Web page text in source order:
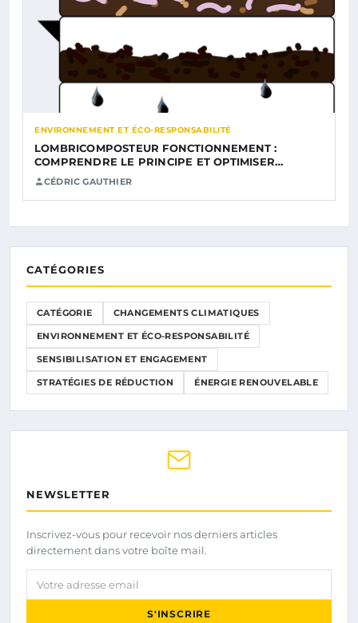
ENVIRONNEMENT ET ÉCO-RESPONSABILITÉ
LOMBRICOMPOSTEUR FONCTIONNEMENT :
COMPRENDRE LE PRINCIPE ET OPTIMISER…
CÉDRIC GAUTHIER
CATÉGORIES
CATÉGORIE CHANGEMENTS CLIMATIQUES
ENVIRONNEMENT ET ÉCO-RESPONSABILITÉ
SENSIBILISATION ET ENGAGEMENT
STRATÉGIES DE RÉDUCTION ÉNERGIE RENOUVELABLE
NEWSLETTER
Inscrivez-vous pour recevoir nos derniers articles
directement dans votre boîte mail.
Votre adresse email
S'INSCRIRE